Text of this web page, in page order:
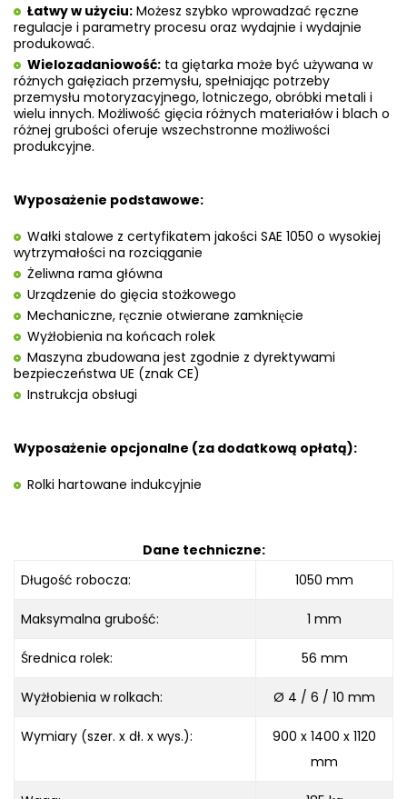
Łatwy w użyciu: Możesz szybko wprowadzać ręczne
regulacje i parametry procesu oraz wydajnie i wydajnie
produkować.
Wielozadaniowość: ta giętarka może być używana w
różnych gałęziach przemysłu, spełniając potrzeby
przemysłu motoryzacyjnego, lotniczego, obróbki metali i
wielu innych. Możliwość gięcia różnych materiałów i blach o
różnej grubości oferuje wszechstronne możliwości
produkcyjne.
Wyposażenie podstawowe:
Wałki stalowe z certyfikatem jakości SAE 1050 o wysokiej
wytrzymałości na rozciąganie
Żeliwna rama główna
Urządzenie do gięcia stożkowego
Mechaniczne, ręcznie otwierane zamknięcie
Wyżłobienia na końcach rolek
Maszyna zbudowana jest zgodnie z dyrektywami
bezpieczeństwa UE (znak CE)
Instrukcja obsługi
Wyposażenie opcjonalne (za dodatkową opłatą):
Rolki hartowane indukcyjnie
Dane techniczne:
Długość robocza:
1050 mm
Maksymalna grubość: 1 mm
Średnica rolek: 56 mm
Wyżłobienia w rolkach: Ø 4 / 6 / 10 mm
Wymiary (szer. x dł. x wys.):
900 x 1400 x 1120
mm